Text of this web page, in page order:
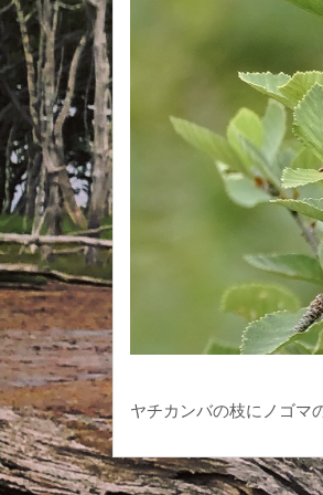
ヤチカンバの枝にノゴマ